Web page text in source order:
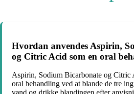
Hvordan anvendes Aspirin,
og Citric Acid som en oral
Aspirin, Sodium Bicarbonate og Citric
oral behandling ved at blande de tre